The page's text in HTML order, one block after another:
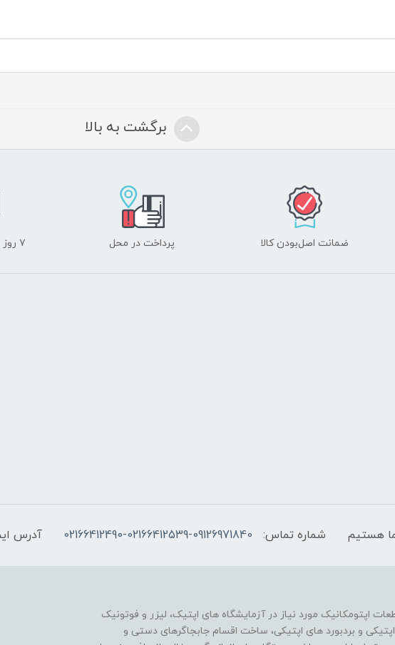
برگشت به بالا
ضمانت اصل‌بودن کالا پرداخت در محل ۷ روز ضمانت بازگشت
هستیم شماره تماس: 02166412490-02166412539-09126971840 آدرس
اپتومکانیک مورد نیاز در آزمایشگاه های اپتیک، لیزر و فوتونیک
اپتیکی و بردبورد های اپتیکی، ساخت اقسام جابجاگرهای دستی و